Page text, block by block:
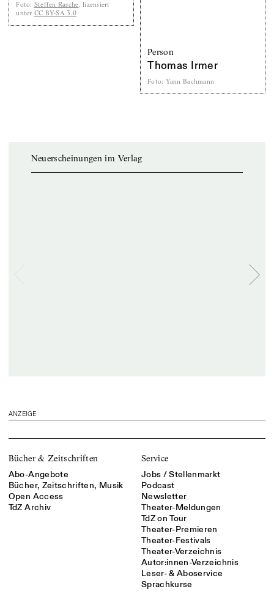
Foto: Steffen Rasche, lizensiert
unter CC BY-SA 3.0
Person
Thomas Irmer
Foto: Yann Bachmann
Neuerscheinungen im Verlag
ANZEIGE
Bücher & Zeitschriften
Abo-Angebote
Bücher, Zeitschriften, Musik
Open Access
TdZ Archiv
Service
Jobs / Stellenmarkt
Podcast
Newsletter
Theater-Meldungen
TdZ on Tour
Theater-Premieren
Theater-Festivals
Theater-Verzeichnis
Autor:innen-Verzeichnis
Leser- & Aboservice
Sprachkurse